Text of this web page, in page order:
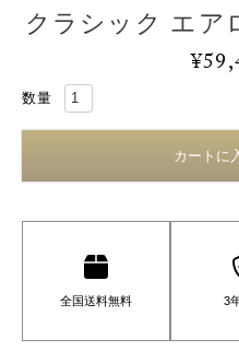
クラシック エア
¥
カートに
全国送料無料 3